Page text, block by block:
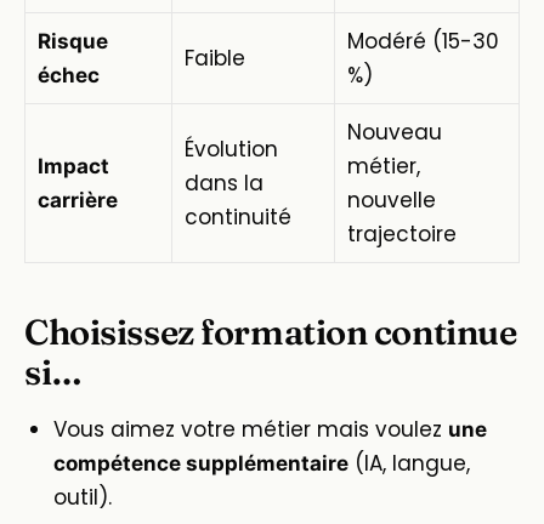
Risque
échec
Faible
Modéré (15-30
%)
Impact
carrière
Évolution
dans la
continuité
Nouveau
métier,
nouvelle
trajectoire
Choisissez formation continue
si…
Vous aimez votre métier mais voulez une
compétence supplémentaire (IA, langue,
outil).